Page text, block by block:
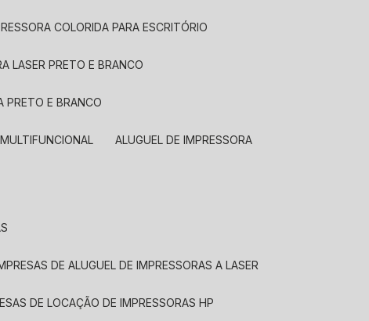
COLORIDA PARA ESCRITÓRIO
LASER PRETO E BRANCO
PRETO E BRANCO
MULTIFUNCIONAL ALUGUEL DE IMPRESSORA
DE ALUGUEL DE IMPRESSORAS A LASER
DE LOCAÇÃO DE IMPRESSORAS HP